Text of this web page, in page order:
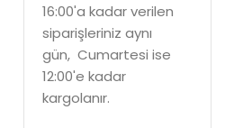
16:00'a kadar verilen
siparişleriniz aynı
gün, Cumartesi ise
12:00'e kadar
kargolanır.